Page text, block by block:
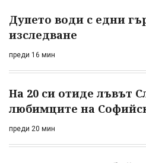
Дупето води с едни
изследване
преди 16 мин
На 20 си отиде лъвът
любимците на
преди 20 мин